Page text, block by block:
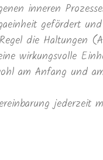
inneren
gefördert
die Haltungen
wirkungsvolle
am Anfang und